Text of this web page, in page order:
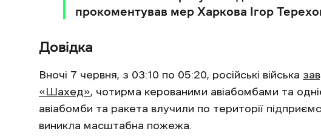
прокоментував мер Харкова Ігор
Довідка
Вночі 7 червня, з 03:10 по 05:20, російські війська
«Шахед», чотирма керованими авіабомбами та
авіабомби та ракета влучили по території
виникла масштабна пожежа.